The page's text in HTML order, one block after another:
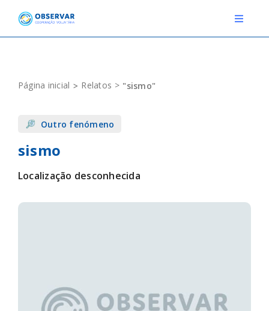
content
Toggle
EVENTOS
DEFINIÇÕES
F.A.Q.
Página inicial Relatos "sismo"
Outro fenómeno
sismo
Localização desconhecida